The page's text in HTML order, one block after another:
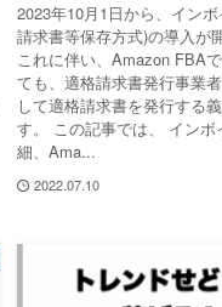
2023年10月1日から、イン
請求書等保存方式)の導入が
これに伴い、Amazon FBA
ても、適格請求書発行事業
して適格請求書を発行する
す。 この記事では、 インボ
細、Ama...
2022.07.10